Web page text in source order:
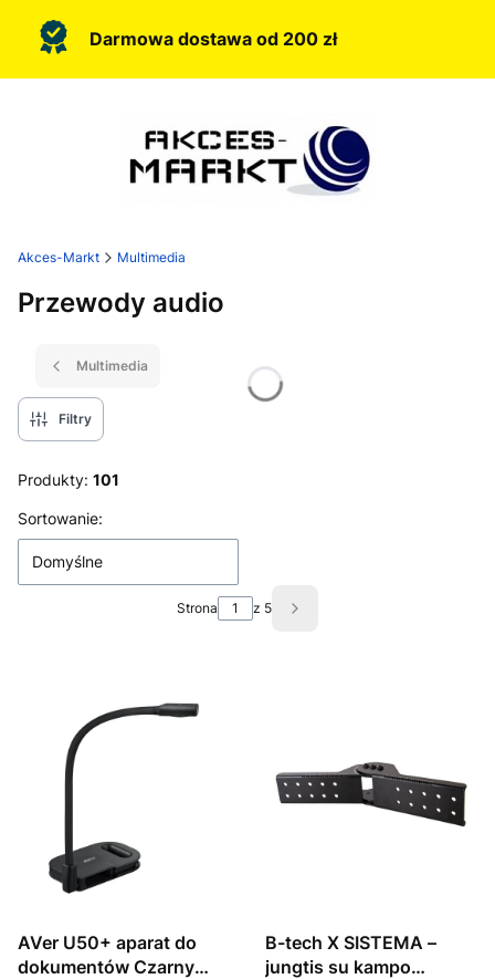
Darmowa dostawa od 200 zł
Akces-Markt Multimedia
Przewody audio
Multimedia
Filtry
Produkty: 101
Lista produktów
Sortowanie:
Domyślne
Strona z 5 Następne produkty
AVer U50+ aparat do
dokumentów Czarny
B-tech X SISTEMA –
jungtis su kampo